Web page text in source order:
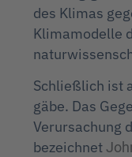
des Klimas
Klimamodelle
Schließlich ist
gäbe. Das
Verursachung
bezeichnet